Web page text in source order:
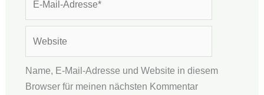
Adresse*
Name, E-Mail-Adresse und Website in diesem
Browser für meinen nächsten Kommentar